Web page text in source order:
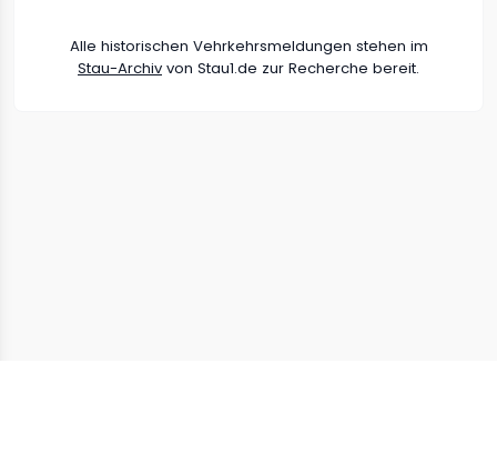
Alle historischen Vehrkehrsmeldungen stehen im
Stau-Archiv von Stau1.de zur Recherche bereit.